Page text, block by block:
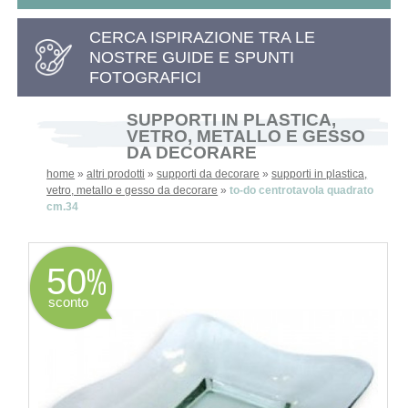
CERCA ISPIRAZIONE TRA LE
NOSTRE GUIDE E SPUNTI
FOTOGRAFICI
SUPPORTI IN PLASTICA,
VETRO, METALLO E GESSO
DA DECORARE
home »altri prodotti »supporti da decorare »supporti in plastica,
vetro, metallo e gesso da decorare »to-do centrotavola quadrato
cm.34
50
sconto